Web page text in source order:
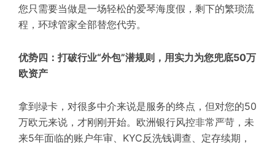
您只需要当做是一场轻松的爱琴海度假，剩下的繁琐流
程，环球管家全部替您代劳。
优势四：打破行业“外包”潜规则，用实力为您兜底50万
欧资产
拿到绿卡，对很多中介来说是服务的终点，但对您的50
万欧元来说，才刚刚开始。欧洲银行风控非常严苛，未
来5年面临的账户年审、KYC反洗钱调查、定存续期，